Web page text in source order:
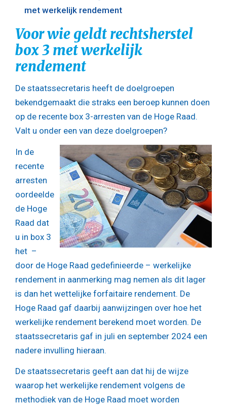
met werkelijk rendement
Voor wie geldt rechtsherstel
box 3 met werkelijk
rendement
De staatssecretaris heeft de doelgroepen
bekendgemaakt die straks een beroep kunnen doen
op de recente box 3-arresten van de Hoge Raad.
Valt u onder een van deze doelgroepen?
In de
recente
arresten
oordeelde
de Hoge
Raad dat
u in box 3
het –
door de Hoge Raad gedefinieerde – werkelijke
rendement in aanmerking mag nemen als dit lager
is dan het wettelijke forfaitaire rendement. De
Hoge Raad gaf daarbij aanwijzingen over hoe het
werkelijke rendement berekend moet worden. De
staatssecretaris gaf in juli en september 2024 een
nadere invulling hieraan.
De staatssecretaris geeft aan dat hij de wijze
waarop het werkelijke rendement volgens de
methodiek van de Hoge Raad moet worden